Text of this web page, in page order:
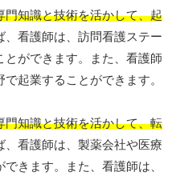
門知識と技術を活かして、起
、看護師は、訪問看護ステー
ができます。また、看護師
起業することができます。
門知識と技術を活かして、転
、看護師は、製薬会社や医療
きます。また、看護師は、